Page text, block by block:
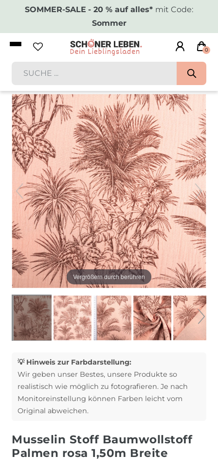
SOMMER-SALE - 20 % auf alles* mit Code:
Sommer
0
Vergrößern durch berühren
💡 Hinweis zur Farbdarstellung:
Wir geben unser Bestes, unsere Produkte so
realistisch wie möglich zu fotografieren. Je nach
Monitoreinstellung können Farben leicht vom
Original abweichen.
Musselin Stoff Baumwollstoff
Palmen rosa 1,50m Breite